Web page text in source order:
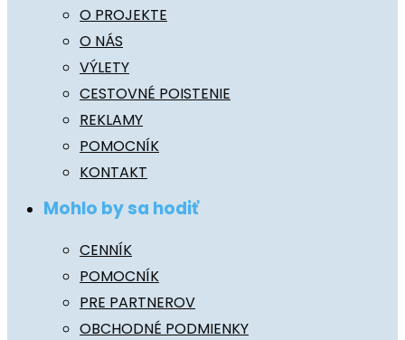
O PROJEKTE
O NÁS
VÝLETY
CESTOVNÉ POISTENIE
REKLAMY
POMOCNÍK
KONTAKT
Mohlo by sa hodiť
CENNÍK
POMOCNÍK
PRE PARTNEROV
OBCHODNÉ PODMIENKY